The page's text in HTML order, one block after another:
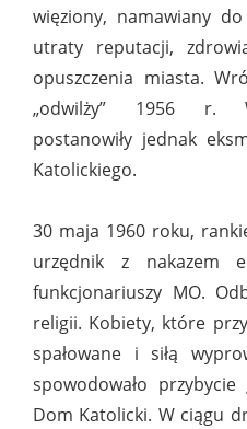
więziony, namawiany
utraty reputacji,
opuszczenia miasta.
„odwilży” 1956 r.
postanowiły jednak
Katolickiego.
30 maja 1960 roku,
urzędnik z nakazem
funkcjonariuszy MO.
religii. Kobiety, które
spałowane i siłą
spowodowało
Dom Katolicki. W ciągu